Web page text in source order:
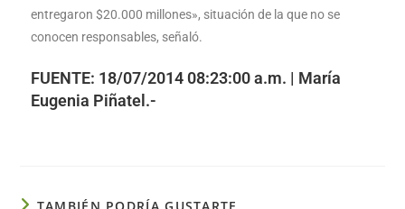
entregaron $20.000 millones», situación de la que no se
conocen responsables, señaló.
FUENTE: 18/07/2014 08:23:00 a.m. | María
Eugenia Piñatel.-